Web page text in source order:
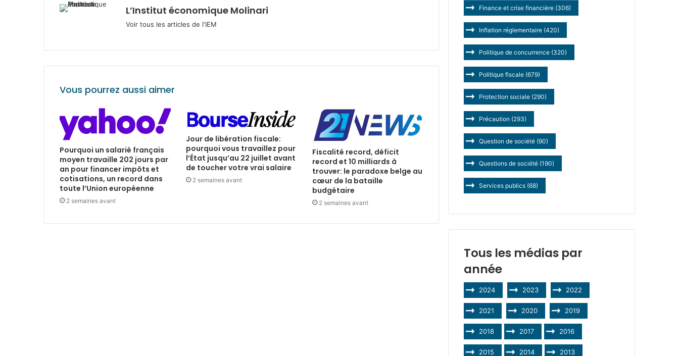
L’Institut économique Molinari
Voir tous les articles de l'IEM
Vous pourrez aussi aimer
Pourquoi un salarié français
moyen travaille 202 jours par
an pour financer impôts et
cotisations, un record dans
toute l’Union européenne
2 semaines avant
Jour de libération fiscale:
pourquoi vous travaillez pour
l’État jusqu’au 22 juillet avant
de toucher votre vrai salaire
2 semaines avant
Fiscalité record, déficit
record et 10 milliards à
trouver: le paradoxe belge au
cœur de la bataille
budgétaire
2 semaines avant
Finance et crise financière (306)
Inflation réglementaire (420)
Politique de concurrence (320)
Politique fiscale (679)
Protection sociale (290)
Précaution (293)
Question de société (90)
Questions de société (190)
Services publics (68)
Tous les médias par
année
2024 2023 2022
2021 2020 2019
2018 2017 2016
2015 2014 2013